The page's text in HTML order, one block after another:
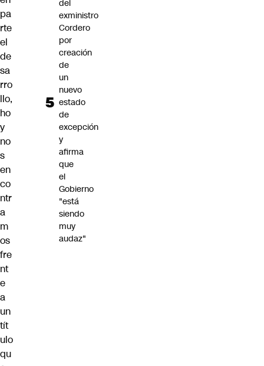
pa
rte
el
de
sa
rro
llo,
ho
y
no
s
en
co
ntr
a
m
os
fre
nt
e
a
un
tít
ulo
qu
del
exministro
Cordero
por
creación
de
un
nuevo
estado
de
excepción
y
afirma
que
el
Gobierno
"está
siendo
muy
audaz"